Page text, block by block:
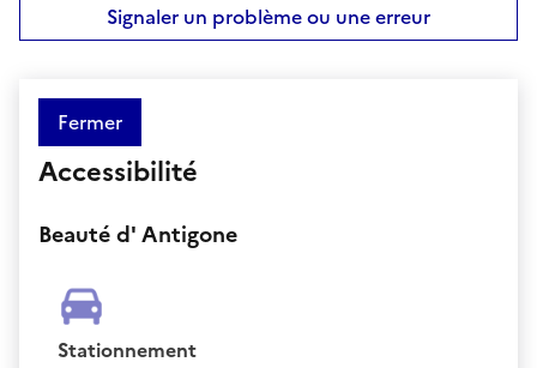
Signaler un problème ou une erreur
Fermer
Accessibilité
Beauté d' Antigone
Stationnement